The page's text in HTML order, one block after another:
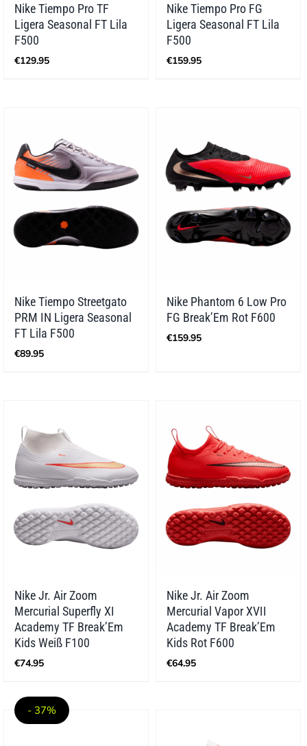
Nike Tiempo Pro TF
Ligera Seasonal FT Lila
F500
€129.95
Nike Tiempo Pro FG
Ligera Seasonal FT Lila
F500
€159.95
Nike Tiempo Streetgato
PRM IN Ligera Seasonal
FT Lila F500
€89.95
Nike Phantom 6 Low Pro
FG Break’Em Rot F600
€159.95
Nike Jr. Air Zoom
Mercurial Superfly XI
Academy TF Break’Em
Kids Weiß F100
€74.95
Nike Jr. Air Zoom
Mercurial Vapor XVII
Academy TF Break’Em
Kids Rot F600
€64.95
- 37%